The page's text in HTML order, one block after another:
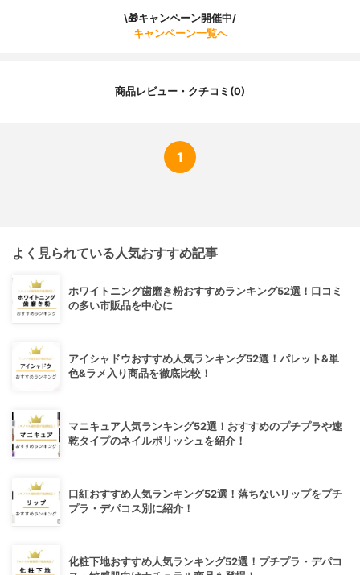
\🎁キャンペーン開催中/
キャンペーン一覧へ
商品レビュー・クチコミ(0)
1
よく見られている人気おすすめ記事
ホワイトニング歯磨き粉おすすめランキング52選！口コミ
の多い市販品を中心に
アイシャドウおすすめ人気ランキング52選！パレット&単
色&ラメ入り商品を徹底比較！
マニキュア人気ランキング52選！おすすめのプチプラや速
乾タイプのネイルポリッシュを紹介！
口紅おすすめ人気ランキング52選！落ちないリップをプチ
プラ・デパコス別に紹介！
化粧下地おすすめ人気ランキング52選！プチプラ・デパコ